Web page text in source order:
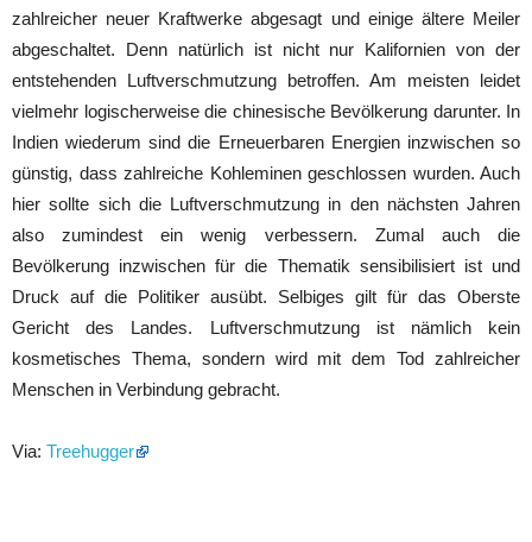
zahlreicher neuer Kraftwerke abgesagt und einige ältere Meiler
abgeschaltet. Denn natürlich ist nicht nur Kalifornien von der
entstehenden Luftverschmutzung betroffen. Am meisten leidet
vielmehr logischerweise die chinesische Bevölkerung darunter. In
Indien wiederum sind die Erneuerbaren Energien inzwischen so
günstig, dass zahlreiche Kohleminen geschlossen wurden. Auch
hier sollte sich die Luftverschmutzung in den nächsten Jahren
also zumindest ein wenig verbessern. Zumal auch die
Bevölkerung inzwischen für die Thematik sensibilisiert ist und
Druck auf die Politiker ausübt. Selbiges gilt für das Oberste
Gericht des Landes. Luftverschmutzung ist nämlich kein
kosmetisches Thema, sondern wird mit dem Tod zahlreicher
Menschen in Verbindung gebracht.
Via: Treehugger